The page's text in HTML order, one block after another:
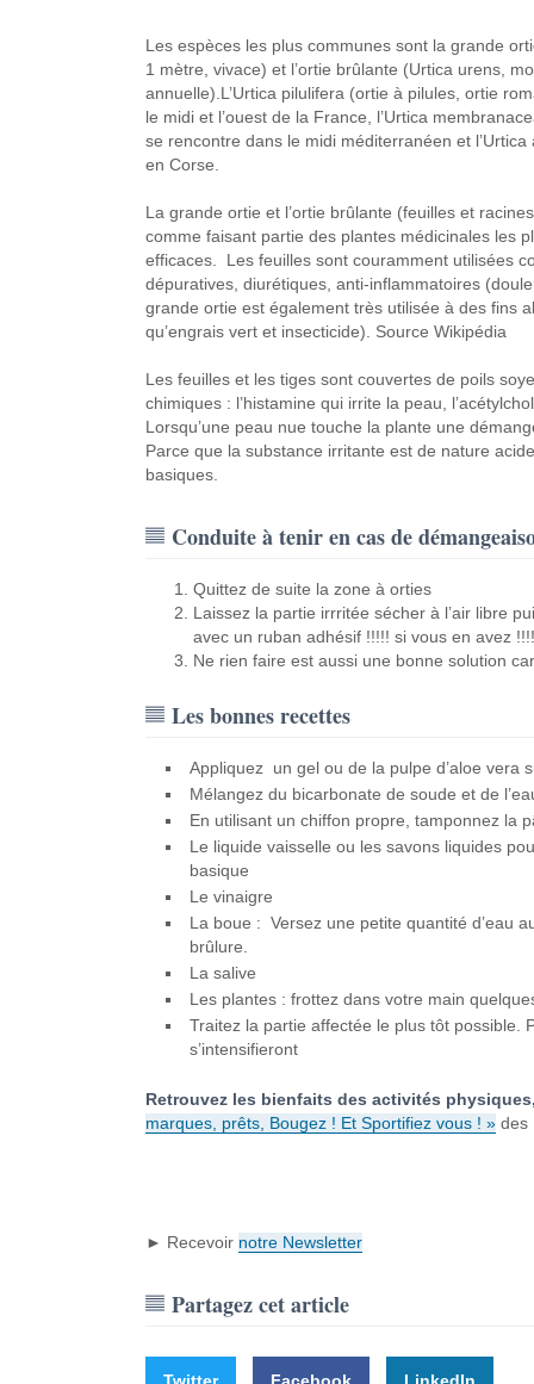
Les espèces les plus communes sont la grande
1 mètre, vivace) et l’ortie brûlante (Urtica urens,
annuelle).L’Urtica pilulifera (ortie à pilules, ortie
le midi et l’ouest de la France, l’Urtica
se rencontre dans le midi méditerranéen et
en Corse.
La grande ortie et l’ortie brûlante (feuilles et
comme faisant partie des plantes médicinales les
efficaces. Les feuilles sont couramment utilisées
dépuratives, diurétiques, anti-inflammatoires
grande ortie est également très utilisée à des fins
qu’engrais vert et insecticide). Source Wikipédia
Les feuilles et les tiges sont couvertes de poils
chimiques : l’histamine qui irrite la peau,
Lorsqu’une peau nue touche la plante une
Parce que la substance irritante est de nature
basiques.
Conduite à tenir en cas de
Quittez de suite la zone à orties
Laissez la partie irrritée sécher à l’air libre
avec un ruban adhésif !!!!! si vous en avez !!!!
Ne rien faire est aussi une bonne solution
Les bonnes recettes
Appliquez un gel ou de la pulpe d’aloe vera
Mélangez du bicarbonate de soude et de
En utilisant un chiffon propre, tamponnez la
Le liquide vaisselle ou les savons liquides
basique
Le vinaigre
La boue : Versez une petite quantité d’eau
brûlure.
La salive
Les plantes : frottez dans votre main
Traitez la partie affectée le plus tôt possible.
s’intensifieront
Retrouvez les bienfaits des activités
marques, prêts, Bougez ! Et Sportifiez vous ! »des
► Recevoir notre Newsletter
Partagez cet article